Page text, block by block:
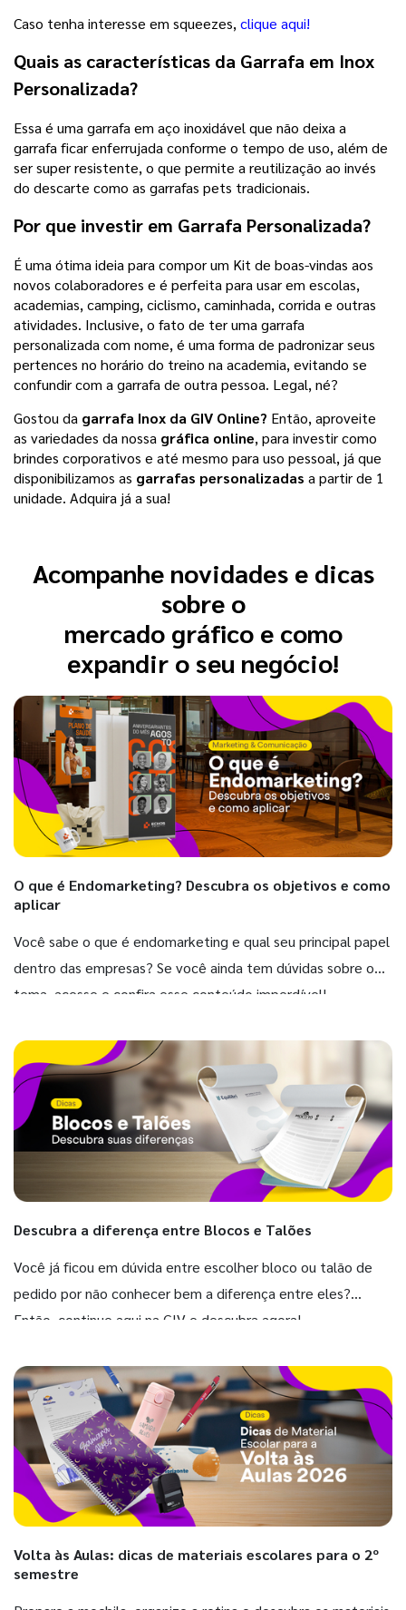
Caso tenha interesse em squeezes, clique aqui!
Quais as características da Garrafa em Inox
Personalizada?
Essa é uma garrafa em aço inoxidável que não deixa a
garrafa ficar enferrujada conforme o tempo de uso, além de
ser super resistente, o que permite a reutilização ao invés
do descarte como as garrafas pets tradicionais.
Por que investir em Garrafa Personalizada?
É uma ótima ideia para compor um Kit de boas-vindas aos
novos colaboradores e é perfeita para usar em escolas,
academias, camping, ciclismo, caminhada, corrida e outras
atividades. Inclusive, o fato de ter uma garrafa
personalizada com nome, é uma forma de padronizar seus
pertences no horário do treino na academia, evitando se
confundir com a garrafa de outra pessoa. Legal, né?
Gostou da garrafa Inox da GIV Online? Então, aproveite
as variedades da nossa gráfica online, para investir como
brindes corporativos e até mesmo para uso pessoal, já que
disponibilizamos as garrafas personalizadas a partir de 1
unidade. Adquira já a sua!
Acompanhe novidades e dicas
sobre o
mercado gráfico e como
expandir o seu negócio!
O que é Endomarketing? Descubra os objetivos e como
aplicar
Você sabe o que é endomarketing e qual seu principal papel
dentro das empresas? Se você ainda tem dúvidas sobre o
tema, acesse e confira esse conteúdo imperdível!
Descubra a diferença entre Blocos e Talões
Você já ficou em dúvida entre escolher bloco ou talão de
pedido por não conhecer bem a diferença entre eles?
Então, continue aqui na GIV e descubra agora!
Volta às Aulas: dicas de materiais escolares para o 2º
semestre